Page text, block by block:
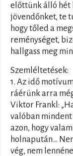
előttünk álló hét
jövendőnket, te
hogy tőled a
reménységet,
hallgass meg
Szemléltetések:
1. Az idő
ráérünk arra
Viktor Frankl:
valóban
azon, hogy
holnapután…
vég, nem